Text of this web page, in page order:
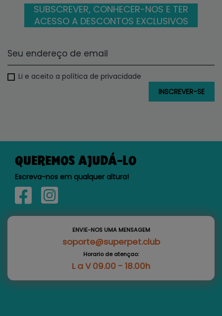
SUBSCREVER, CONHECER-NOS E TER
ACESSO A DESCONTOS EXCLUSIVOS
Li e aceito a política de privacidade
QUEREMOS AJUDÁ-LO
Escreva-nos em qualquer altura!
ENVIE-NOS UMA MENSAGEM
soporte@superpet.club
Horario de atençao:
L a V 09.00 - 18.00h